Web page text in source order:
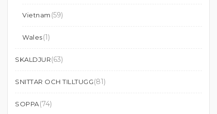
Vietnam (59)
Wales(1)
SKALDJUR(63)
SNITTAR OCH TILLTUGG(81)
SOPPA(74)